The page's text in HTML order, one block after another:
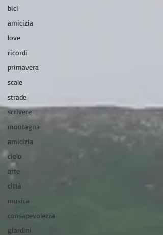
bici
amicizia
love
ricordi
primavera
scale
strade
scrivere
montagna
amicizia
cielo
arte
città
musica
consapevolezza
giardini